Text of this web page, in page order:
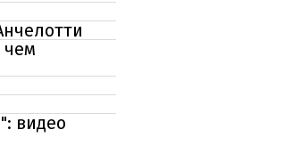
чем
видео